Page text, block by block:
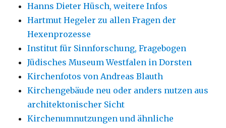
Hanns Dieter Hüsch, weitere Infos
Hartmut Hegeler zu allen Fragen der
Hexenprozesse
Institut für Sinnforschung, Fragebogen
Jüdisches Museum Westfalen in Dorsten
Kirchenfotos von Andreas Blauth
Kirchengebäude neu oder anders nutzen aus
architektonischer Sicht
Kirchenumnutzungen und ähnliche